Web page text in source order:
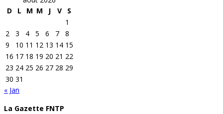
D
L M M J V
S
1
2
3 4 5 6 7
8
9
10 11 12 13 14 15
16 17 18 19 20 21 22
23 24 25 26 27 28 29
30 31
« Jan
La Gazette FNTP